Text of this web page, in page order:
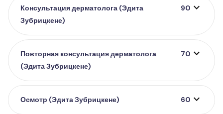
Консультация дерматолога (Эдита
Зубрицкене)
90 expand_more
Повторная консультация дерматолога
(Эдита Зубрицкене)
70 expand_more
Осмотр (Эдита Зубрицкене) 60 expand_more